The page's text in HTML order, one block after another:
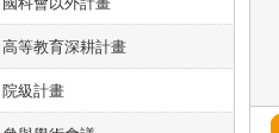
高等教育深耕計畫
院級計畫